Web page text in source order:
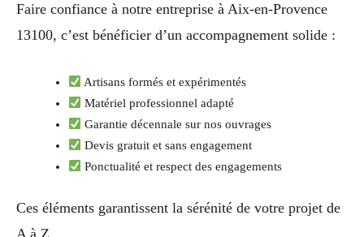
Faire confiance à notre entreprise à Aix-en-Provence
13100, c’est bénéficier d’un accompagnement solide :
Artisans formés et expérimentés
Matériel professionnel adapté
Garantie décennale sur nos ouvrages
Devis gratuit et sans engagement
Ponctualité et respect des engagements
Ces éléments garantissent la sérénité de votre projet de
A à Z.